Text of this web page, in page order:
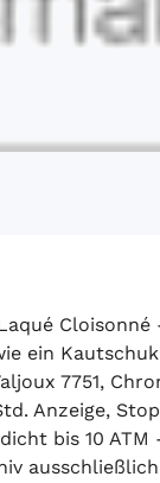
ein
7751,
Anzeige,
bis 10